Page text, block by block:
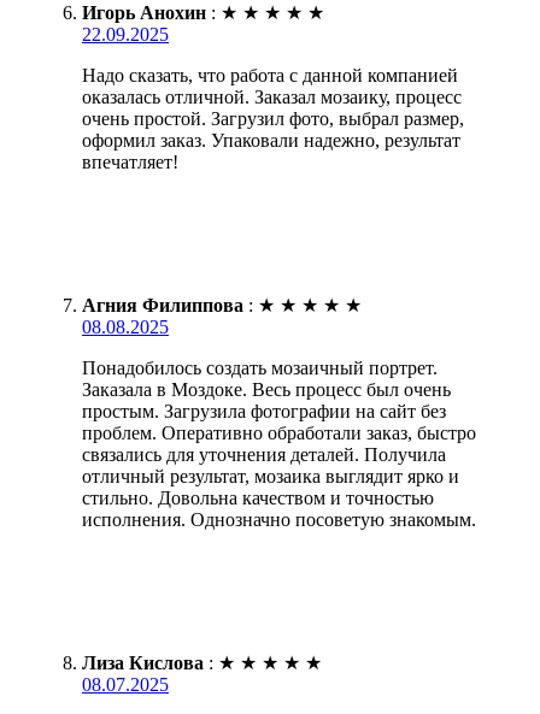
Игорь Анохин : ★ ★ ★ ★ ★
22.09.2025
Надо сказать, что работа с данной компанией
оказалась отличной. Заказал мозаику, процесс
очень простой. Загрузил фото, выбрал размер,
оформил заказ. Упаковали надежно, результат
впечатляет!
Агния Филиппова : ★ ★ ★ ★ ★
08.08.2025
Понадобилось создать мозаичный портрет.
Заказала в Моздоке. Весь процесс был очень
простым. Загрузила фотографии на сайт без
проблем. Оперативно обработали заказ, быстро
связались для уточнения деталей. Получила
отличный результат, мозаика выглядит ярко и
стильно. Довольна качеством и точностью
исполнения. Однозначно посоветую знакомым.
Лиза Кислова : ★ ★ ★ ★ ★
08.07.2025